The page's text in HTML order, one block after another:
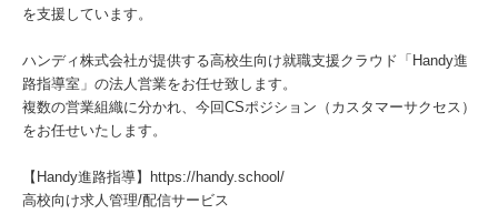
を支援しています。
ハンディ株式会社が提供する高校生向け就職支援クラウド「Handy進
路指導室」の法人営業をお任せ致します。
複数の営業組織に分かれ、今回CSポジション（カスタマーサクセス）
をお任せいたします。
【Handy進路指導】https://handy.school/
高校向け求人管理/配信サービス